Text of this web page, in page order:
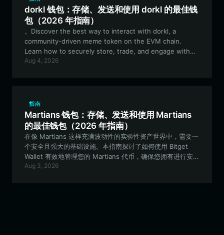
dorkl 钱包：存储、发送和使用 dorkl 的最佳钱
包（2026 年指南）
。Discover the best way to interact with dorkl, a
community-driven meme token on the EVM chain.
Learn how to securely store, trade, and engage with
this experimental project using Bitget Wallet. 登录后复制
Aug 4, 2026
指南
Martians 钱包：存储、发送和使用 Martians
的最佳钱包（2026 年指南）
在像 Martians 这样充满波动性的实验性资产世界中，需要一
个安全且强大的基础设施。本指南探讨了如何使用 Bitget
Wallet 有效地管理您的 Martians 代币，确保您拥有进行安全
的基于 EVM 的交易和参与社区活动所需的必要工具。
Aug 3, 2026